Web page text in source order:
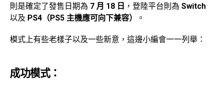
則是確定了發售日期為 7 月 18 日 ，登陸平台則為 Switch
以及 PS4（PS5 主機應可向下兼容） 。
模式上有些老樣子以及一些新意，這邊小編會一一列舉：
成功模式：